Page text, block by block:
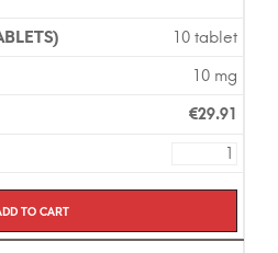
10 tablet
10 mg
€29.91
to cart